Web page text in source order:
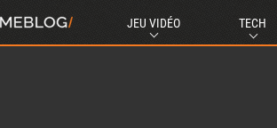
JEU VIDÉO TECH